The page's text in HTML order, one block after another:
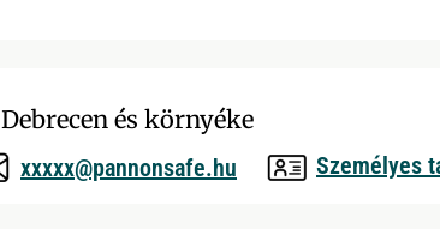
Debrecen és környéke
xxxxx@pannonsafe.hu Személyes